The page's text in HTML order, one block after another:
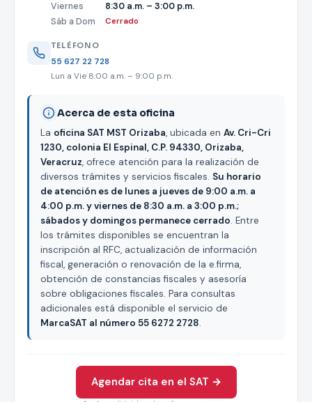
Viernes
8:30 a.m. – 3:00 p.m.
Sáb a Dom
Cerrado
TELÉFONO
55 627 22 728
Lun a Vie 8:00 a.m. – 9:00 p.m.
Acerca de esta oficina
La oficina SAT MST Orizaba, ubicada en Av. Cri-Cri
1230, colonia El Espinal, C.P. 94330, Orizaba,
Veracruz, ofrece atención para la realización de
diversos trámites y servicios fiscales. Su horario
de atención es de lunes a jueves de 9:00 a.m. a
4:00 p.m. y viernes de 8:30 a.m. a 3:00 p.m.;
sábados y domingos permanece cerrado. Entre
los trámites disponibles se encuentran la
inscripción al RFC, actualización de información
fiscal, generación o renovación de la e.firma,
obtención de constancias fiscales y asesoría
sobre obligaciones fiscales. Para consultas
adicionales está disponible el servicio de
MarcaSAT al número 55 6272 2728.
Agendar cita en el SAT →